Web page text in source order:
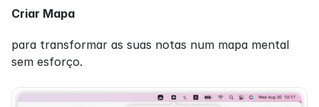
Criar Mapa
para transformar as suas notas num mapa mental
sem esforço.